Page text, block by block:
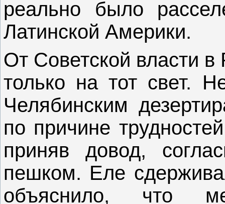
реально было
Латинской Америки.
От Советской власти
только на тот свет.
Челябинским
по причине
приняв довод,
пешком. Еле
объяснило, что